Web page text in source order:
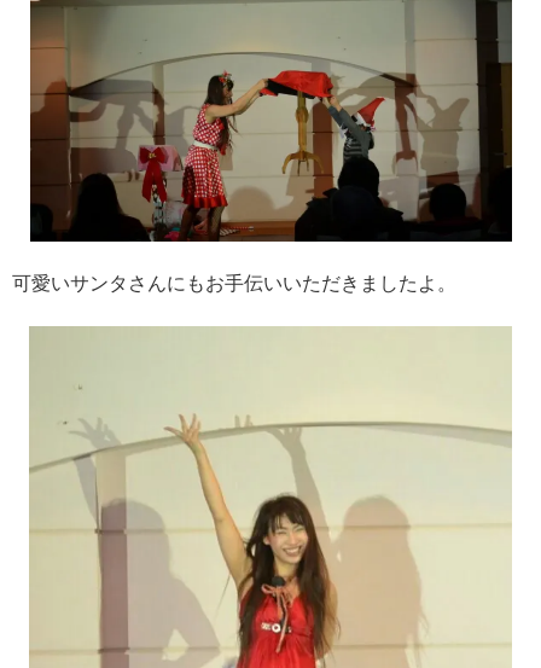
可愛いサンタさんにもお手伝いいただきましたよ。